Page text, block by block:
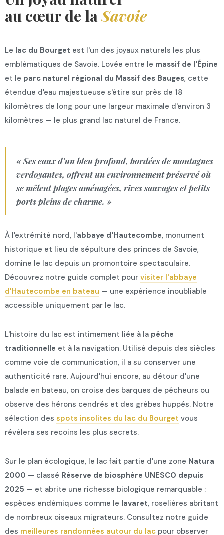
au cœur de laSavoie
Le lac du Bourget est l'un des joyaux naturels les plus
emblématiques de Savoie. Lovée entre le massif de l'Épine
et le parc naturel régional du Massif des Bauges, cette
étendue d'eau majestueuse s'étire sur près de 18
kilomètres de long pour une largeur maximale d'environ 3
kilomètres — le plus grand lac naturel de France.
« Ses eaux d'un bleu profond, bordées de montagnes
verdoyantes, offrent un environnement préservé où
se mêlent plages aménagées, rives sauvages et petits
ports pleins de charme. »
À l'extrémité nord, l'abbaye d'Hautecombe, monument
historique et lieu de sépulture des princes de Savoie,
domine le lac depuis un promontoire spectaculaire.
Découvrez notre guide complet pour visiter l'abbaye
d'Hautecombe en bateau — une expérience inoubliable
accessible uniquement par le lac.
L'histoire du lac est intimement liée à la pêche
traditionnelle et à la navigation. Utilisé depuis des siècles
comme voie de communication, il a su conserver une
authenticité rare. Aujourd'hui encore, au détour d'une
balade en bateau, on croise des barques de pêcheurs ou
observe des hérons cendrés et des grèbes huppés. Notre
sélection des spots insolites du lac du Bourget vous
révélera ses recoins les plus secrets.
Sur le plan écologique, le lac fait partie d'une zone Natura
2000 — classé Réserve de biosphère UNESCO depuis
2025 — et abrite une richesse biologique remarquable :
espèces endémiques comme le lavaret, roselières abritant
de nombreux oiseaux migrateurs. Consultez notre guide
des meilleures randonnées autour du lac pour observer